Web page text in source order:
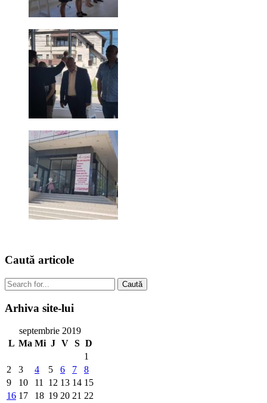
Caută articole
Caută
Arhiva site-lui
septembrie 2019
L Ma Mi J V S D
1
2
3 4 5 6 7
8
9
10 11 12 13 14 15
16 17 18 19 20 21 22